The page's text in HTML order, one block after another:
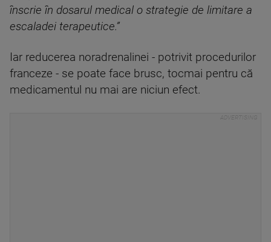
înscrie în dosarul medical o strategie de limitare a
escaladei terapeutice.”
Iar reducerea noradrenalinei - potrivit procedurilor
franceze - se poate face brusc, tocmai pentru că
medicamentul nu mai are niciun efect.